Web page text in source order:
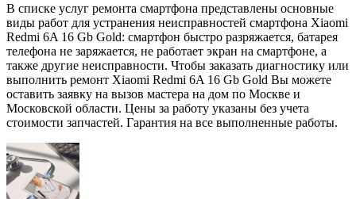
В списке услуг ремонта смартфона представлены основные
виды работ для устранения неисправностей смартфона Xiaomi
Redmi 6A 16 Gb Gold: смартфон быстро разряжается, батарея
телефона не заряжается, не работает экран на смартфоне, а
также другие неисправности. Чтобы заказать диагностику или
выполнить ремонт Xiaomi Redmi 6A 16 Gb Gold Вы можете
оставить заявку на вызов мастера на дом по Москве и
Московской области. Цены за работу указаны без учета
стоимости запчастей. Гарантия на все выполненные работы.